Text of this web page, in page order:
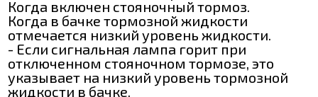
Когда включен стояночный тормоз.
Когда в бачке тормозной жидкости
отмечается низкий уровень жидкости.
- Если сигнальная лампа горит при
отключенном стояночном тормозе, это
указывает на низкий уровень тормозной
жидкости в бачке.